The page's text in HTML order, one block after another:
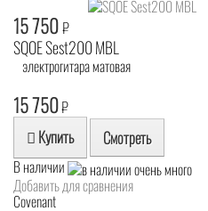
15 750₽
SQOE Sest200 MBL
электрогитара матовая
15 750₽
Купить Смотреть
В наличии
Добавить для сравнения
Covenant